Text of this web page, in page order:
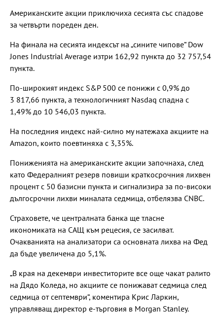
Американските акции приключиха сесията със спадове
за четвърти пореден ден.
На финала на сесията индексът на „сините чипове“ Dow
Jones Industrial Average изтри 162,92 пункта до 32 757,54
пункта.
По-широкият индекс S&P 500 се понижи с 0,9% до
3 817,66 пункта, а технологичният Nasdaq спадна с
1,49% до 10 546,03 пункта.
На последния индекс най-силно му натежаха акциите на
Amazon, които поевтиняха с 3,35%.
Пониженията на американските акции започнаха, след
като Федералният резерв повиши краткосрочния лихвен
процент с 50 базисни пункта и сигнализира за по-високи
дългосрочни лихви миналата седмица, отбелязва CNBC.
Страховете, че централната банка ще тласне
икономиката на САЩ към рецесия, се засилват.
Очакванията на анализатори са основната лихва на Фед
да бъде увеличена до 5,1%.
„В края на декември инвеститорите все още чакат ралито
на Дядо Коледа, но акциите се понижават седмица след
седмица от септември“, коментира Крис Ларкин,
управляващ директор е-търговия в Morgan Stanley.